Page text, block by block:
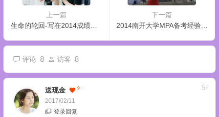
上一篇
生命的轮回-写在2014成绩公布时
下一篇
2014南开大学MPA备考经验分享
评论 8 访客 8
送现金 9
2017/02/11
5F
登录回复